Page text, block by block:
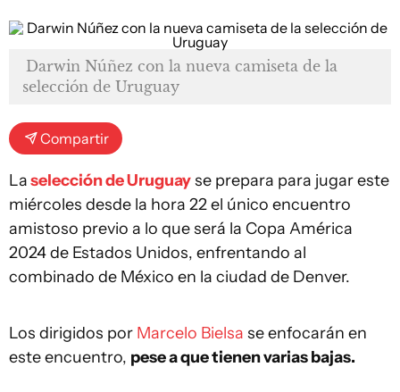
Darwin Núñez con la nueva camiseta de la
selección de Uruguay
Compartir
Laselección de Uruguayse prepara para jugar este
miércoles desde la hora 22 el único encuentro
amistoso previo a lo que será la Copa América
2024 de Estados Unidos, enfrentando al
combinado de México en la ciudad de Denver.
Los dirigidos por Marcelo Bielsa se enfocarán en
este encuentro, pese a que tienen varias bajas.